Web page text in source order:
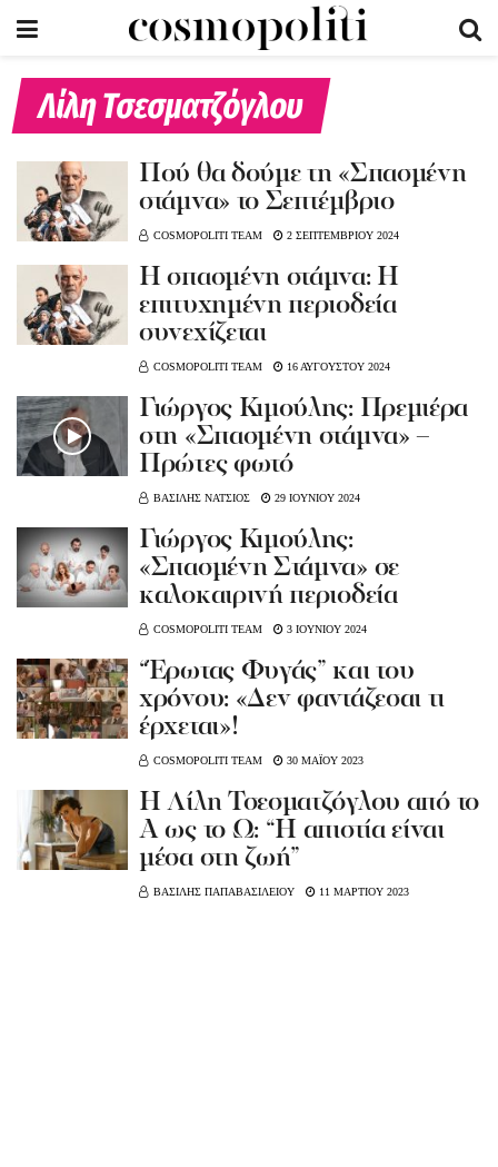
Λίλη Τσεσματζόγλου
Πού θα δούμε τη «Σπασμένη
στάμνα» το Σεπτέμβριο
COSMOPOLITI TEAM 2 ΣΕΠΤΕΜΒΡΙΟΥ 2024
Η σπασμένη στάμνα: Η
επιτυχημένη περιοδεία
συνεχίζεται
COSMOPOLITI TEAM 16 ΑΥΓΟΥΣΤΟΥ 2024
Γιώργος Κιμούλης: Πρεμιέρα
στη «Σπασμένη στάμνα» –
Πρώτες φωτό
ΒΑΣΙΛΗΣ ΝΑΤΣΙΟΣ 29 ΙΟΥΝΙΟΥ 2024
Γιώργος Κιμούλης:
«Σπασμένη Στάμνα» σε
καλοκαιρινή περιοδεία
COSMOPOLITI TEAM 3 ΙΟΥΝΙΟΥ 2024
“Έρωτας Φυγάς” και του
χρόνου: «Δεν φαντάζεσαι τι
έρχεται»!
COSMOPOLITI TEAM 30 ΜΑΪΟΥ 2023
Η Λίλη Τσεσματζόγλου από το
Α ως το Ω: “Η απιστία είναι
μέσα στη ζωή”
ΒΑΣΙΛΗΣ ΠΑΠΑΒΑΣΙΛΕΙΟΥ 11 ΜΑΡΤΙΟΥ 2023